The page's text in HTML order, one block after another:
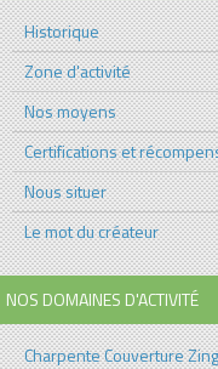
Historique
Zone d'activité
Nos moyens
Certifications et
Nous situer
Le mot du créateur
NOS DOMAINES D'ACTIVITÉ
Charpente Couverture